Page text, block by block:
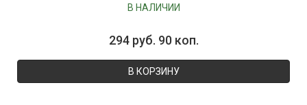
В НАЛИЧИИ
294 руб. 90 коп.
В КОРЗИНУ